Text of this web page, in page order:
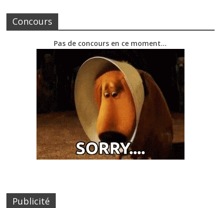
Concours
Pas de concours en ce moment…
Publicité